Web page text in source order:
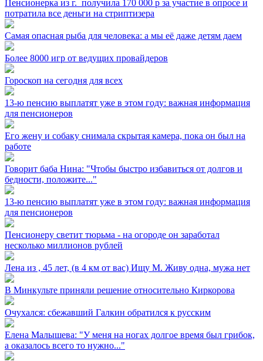
Пенсионерка из г. ⁣ получила 170 000 р за участие в опросе и
потратила все деньги на стриптизера
Самая опасная рыба для человека: а мы её даже детям даем
Более 8000 игр от ведущих провайдеров
Гороскоп на сегодня для всех
13-ю пенсию выплатят уже в этом году: важная информация
для пенсионеров
Его жену и собаку снимала скрытая камера, пока он был на
работе
Говорит баба Нина: "Чтобы быстро избавиться от долгов и
бедности, положите..."
13-ю пенсию выплатят уже в этом году: важная информация
для пенсионеров
Пенсионеру светит тюрьма - на огороде он заработал
несколько миллионов рублей
Лена из ⁣, 45 лет, (в 4 км от вас) Ищу М. Живу одна, мужа нет
В Минкульте приняли решение относительно Киркорова
Очухался: сбежавший Галкин обратился к русским
Елена Малышева: "У меня на ногах долгое время был грибок,
а оказалось всего то нужно..."